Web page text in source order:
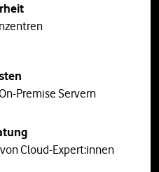
Premise Servern
Cloud-Expert:innen